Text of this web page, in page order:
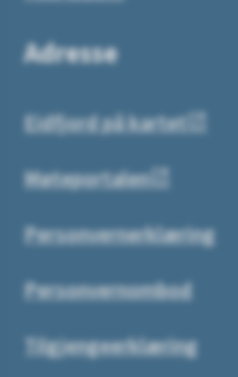
Adresse
Eidfjord på kartet
Møteportalen
Personvernerklæring
Personvernombod
Tilgjengeerklæring